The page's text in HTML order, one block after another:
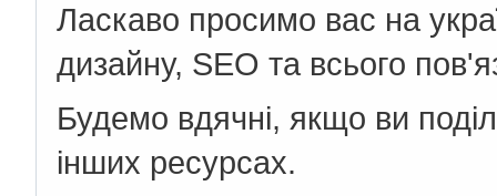
Ласкаво просимо вас на
дизайну, SEO та всього
Будемо вдячні, якщо ви
інших ресурсах.